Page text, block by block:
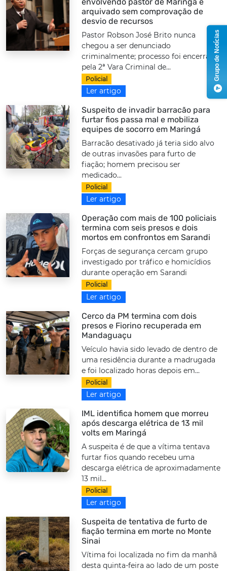
arquivado sem comprovação de
desvio de recursos
Pastor Robson José Brito nunca
chegou a ser denunciado
criminalmente; processo foi encerrado
pela 2ª Vara Criminal de...
Policial
Ler artigo
Suspeito de invadir barracão para
furtar fios passa mal e mobiliza
equipes de socorro em Maringá
Barracão desativado já teria sido alvo
de outras invasões para furto de
fiação; homem precisou ser
medicado...
Policial
Ler artigo
Operação com mais de 100 policiais
termina com seis presos e dois
mortos em confrontos em Sarandi
Forças de segurança cercam grupo
investigado por tráfico e homicídios
durante operação em Sarandi
Policial
Ler artigo
Cerco da PM termina com dois
presos e Fiorino recuperada em
Mandaguaçu
Veículo havia sido levado de dentro de
uma residência durante a madrugada
e foi localizado horas depois em...
Policial
Ler artigo
IML identifica homem que morreu
após descarga elétrica de 13 mil
volts em Maringá
A suspeita é de que a vítima tentava
furtar fios quando recebeu uma
descarga elétrica de aproximadamente
13 mil...
Policial
Ler artigo
Suspeita de tentativa de furto de
fiação termina em morte no Monte
Sinai
Vítima foi localizada no fim da manhã
desta quinta-feira ao lado de um poste
Grupo de Notícias